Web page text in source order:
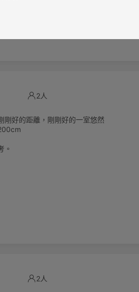
2人
剛好的距離，剛剛好的一室悠然
。
2人